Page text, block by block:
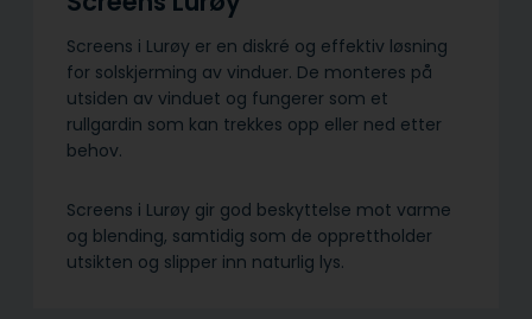
Screens i Lurøy er en diskré og effektiv løsning
for solskjerming av vinduer. De monteres på
utsiden av vinduet og fungerer som et
rullgardin som kan trekkes opp eller ned etter
behov.
Screens i Lurøy gir god beskyttelse mot varme
og blending, samtidig som de opprettholder
utsikten og slipper inn naturlig lys.